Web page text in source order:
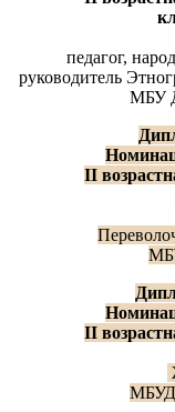
педагог,
руководитель
МБУ
Н
II
Н
II